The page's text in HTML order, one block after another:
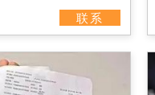
联系